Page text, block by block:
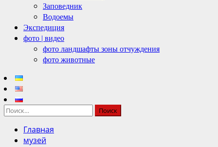
Заповедник
Водоемы
Экспедиция
фото | видео
фото ландшафты зоны отчуждения
фото животные
Найти:
Главная
музей